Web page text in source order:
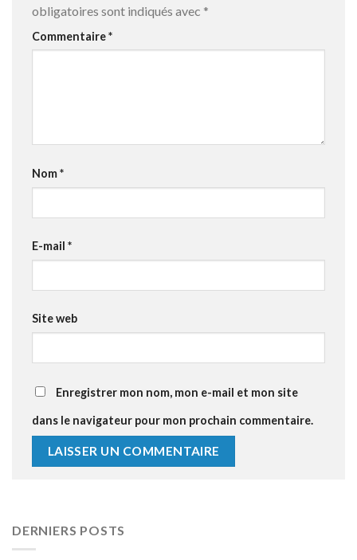
obligatoires sont indiqués avec *
Commentaire*
Nom*
E-mail *
Site web
Enregistrer mon nom, mon e-mail et mon site
dans le navigateur pour mon prochain commentaire.
DERNIERS POSTS